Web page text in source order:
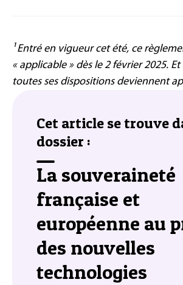
¹ Entré en vigueur cet été, ce
« applicable » dès le 2 février 2025.
toutes ses dispositions deviennent
Cet article se trouve
dossier :
La souveraineté
française et
européenne au
des nouvelles
technologies